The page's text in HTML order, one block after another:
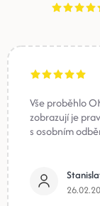
Vše proběhlo
zobrazují je
s osobním